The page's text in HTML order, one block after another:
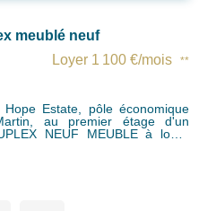
meublé neuf
Loyer 1 100 €/mois
**
Estate, pôle économique
au premier étage d'un
NEUF MEUBLE à louer